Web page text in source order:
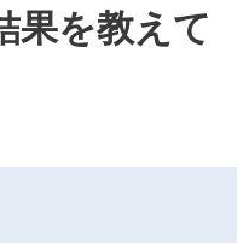
果を教えて